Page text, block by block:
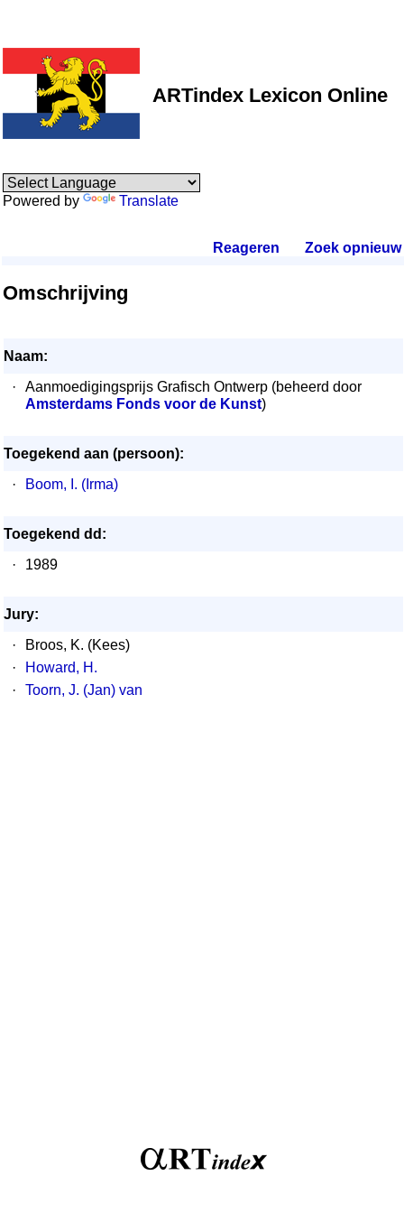
ARTindex Lexicon Online
Powered by Translate
Reageren Zoek opnieuw.
Omschrijving
Naam:
·
Aanmoedigingsprijs Grafisch Ontwerp (beheerd door
Amsterdams Fonds voor de Kunst)
Toegekend aan (persoon):
·
Boom, I. (Irma)
Toegekend dd:
·
1989
Jury:
·
Broos, K. (Kees)
·
Howard, H.
·
Toorn, J. (Jan) van